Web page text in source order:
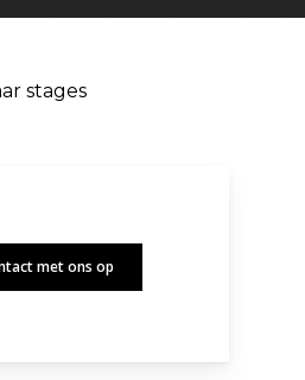
stages
met ons op